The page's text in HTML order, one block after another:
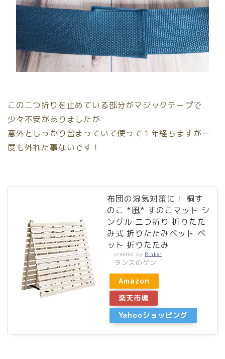
この二つ折りを止めている部分がマジックテープで
少々不安がありましたが
意外としっかり留まっていて使って１年経ちますが一
度も外れた事ないです！
布団の湿気対策に！ 桐す
のこ *風* すのこマット シ
ングル 二つ折り 折りたた
み式 折りたたみベット ベ
ット 折りたたみ
created by Rinker
タンスのゲン
Amazon
楽天市場
Yahooショッピング